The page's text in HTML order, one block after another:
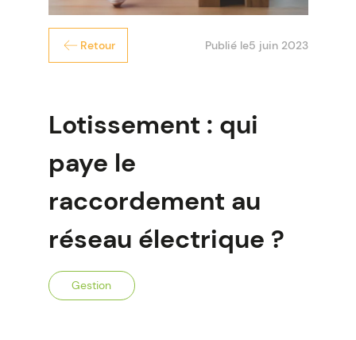
Retour Publié le5 juin 2023
Lotissement : qui
paye le
raccordement au
réseau électrique ?
Gestion